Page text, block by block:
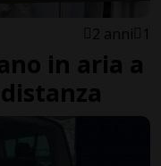
2 anni 1
in aria a